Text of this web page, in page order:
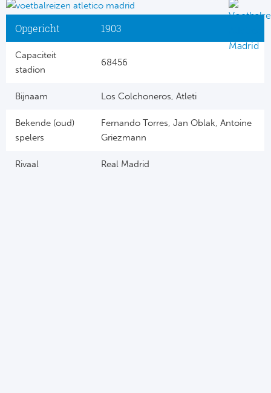
Opgericht 1903
Capaciteit
stadion
68456
Bijnaam Los Colchoneros, Atleti
Bekende (oud)
spelers
Fernando Torres, Jan Oblak, Antoine
Griezmann
Rivaal Real Madrid